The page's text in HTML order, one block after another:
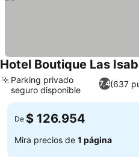
Hotel Boutique Las
7,4(637
Parking privado
seguro disponible
De $ 126.954
Mira precios de 1 página